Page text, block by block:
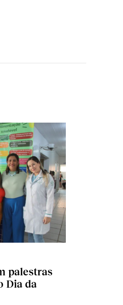
palestras
Dia da